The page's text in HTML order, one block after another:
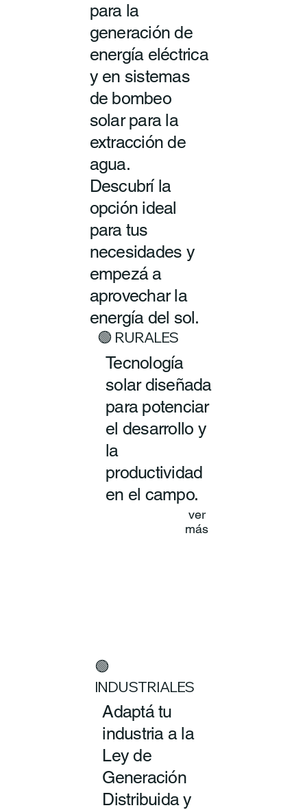
para la
generación de
energía eléctrica
y en sistemas
de bombeo
solar para la
extracción de
agua.
Descubrí la
opción ideal
para tus
necesidades y
empezá a
aprovechar la
energía del sol.
🟢 RURALES
Tecnología
solar diseñada
para potenciar
el desarrollo y
la
productividad
en el campo.
ver
más
🟢
INDUSTRIALES
Adaptá tu
industria a la
Ley de
Generación
Distribuida y